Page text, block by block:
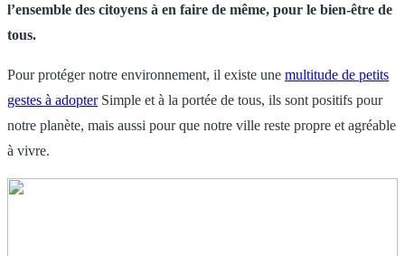
l’ensemble des citoyens à en faire de même, pour le bien-être de
tous.
Pour protéger notre environnement, il existe une multitude de petits
gestes à adopterSimple et à la portée de tous, ils sont positifs pour
notre planète, mais aussi pour que notre ville reste propre et agréable
à vivre.